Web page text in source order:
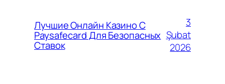
Лучшие Онлайн Казино С
Paysafecard Для Безопасных
Ставок
3
Şubat
2026